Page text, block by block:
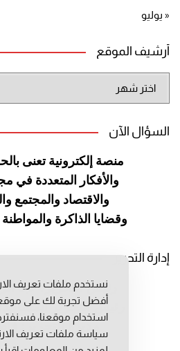
« يوليو
أرشيف الموقع
الموقع
السؤال الآن
منصة إلكترونية تعنى
والأفكار المتعددة في
والاقتصاد والمجتمع
وقضايا الذاكرة والمواطنة
إدارة التحرير
رئيس التحرير: عبد
رئيس التحرير
مديرة التحرير:
نستخدم ملفات تعريف
أفضل تجربة لك على
استخدام موقعنا،
سياسة ملفات تعريف